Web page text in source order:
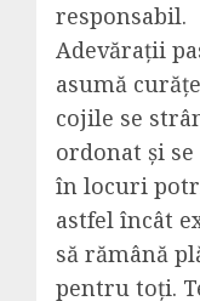
responsabil.
Adevărații
asumă
cojile se
ordonat și
în locuri
astfel încât
să rămână
pentru toți.